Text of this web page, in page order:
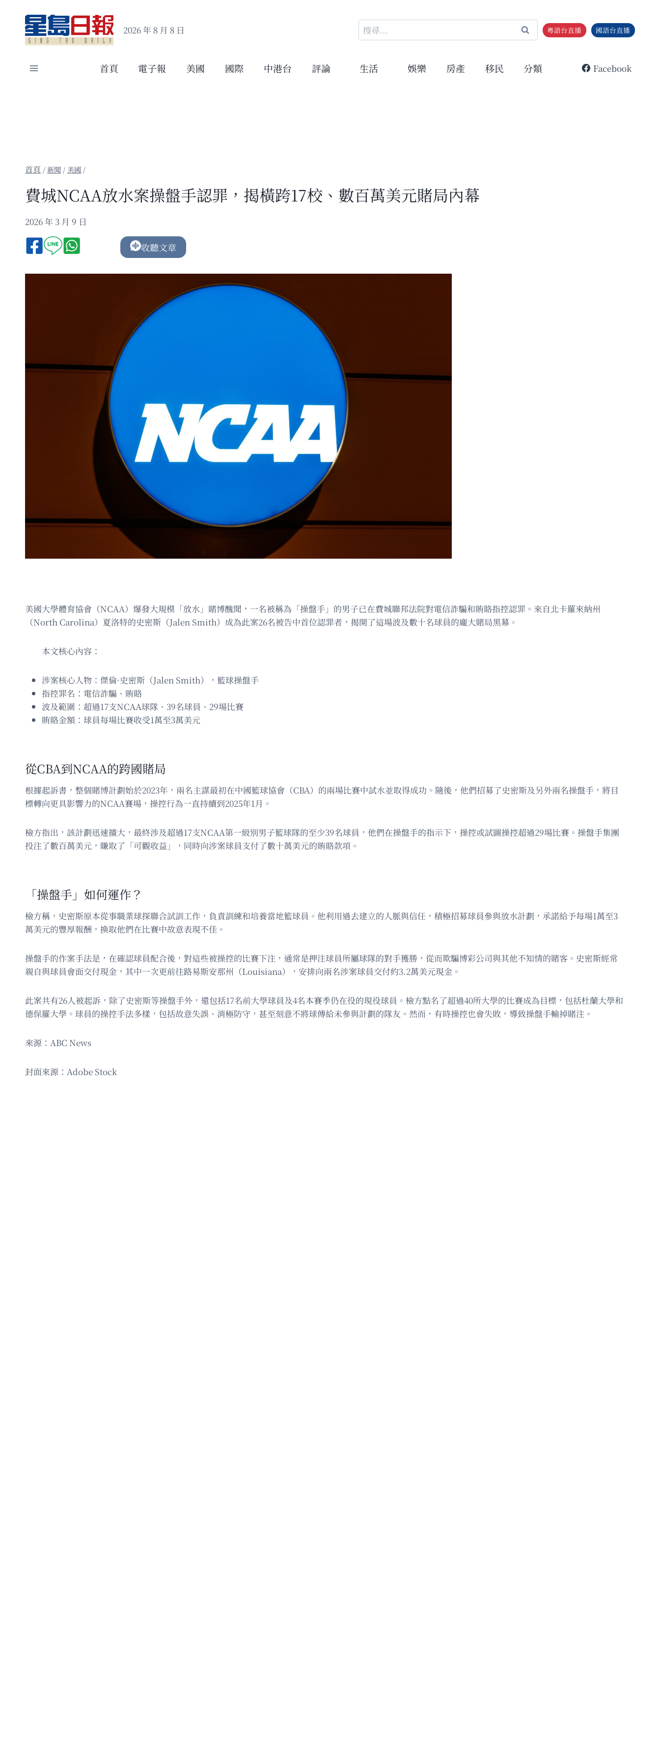
content
2026 年 8 月 8 日
搜
尋
鍵
粵語台直播 國語台直播
首頁 電子報 美國 國際 中港台 評論 生活 娛樂 房產 移民 分類 Facebook
/新聞 / 美國 /
費城NCAA放水案操盤手認罪，揭橫跨17校、數百萬美元賭局內幕
2026 年 3 月 9 日
收聽文章
美國大學體育協會（NCAA）爆發大規模「放水」賭博醜聞，一名被稱為「操盤手」的男子已在費城聯邦法院對電信詐騙和賄賂指控認罪。來自北卡羅來納州
（North Carolina）夏洛特的史密斯（Jalen Smith）成為此案26名被告中首位認罪者，揭開了這場波及數十名球員的龐大賭局黑幕。
本文核心內容：
涉案核心人物：傑倫·史密斯（Jalen Smith），籃球操盤手
指控罪名：電信詐騙、賄賂
波及範圍：超過17支NCAA球隊、39名球員、29場比賽
賄賂金額：球員每場比賽收受1萬至3萬美元
從CBA到NCAA的跨國賭局
根據起訴書，整個賭博計劃始於2023年，兩名主謀最初在中國籃球協會（CBA）的兩場比賽中試水並取得成功。隨後，他們招募了史密斯及另外兩名操盤手，將目
標轉向更具影響力的NCAA賽場，操控行為一直持續到2025年1月。
檢方指出，該計劃迅速擴大，最終涉及超過17支NCAA第一級別男子籃球隊的至少39名球員，他們在操盤手的指示下，操控或試圖操控超過29場比賽。操盤手集團
投注了數百萬美元，賺取了「可觀收益」，同時向涉案球員支付了數十萬美元的賄賂款項。
「操盤手」如何運作？
檢方稱，史密斯原本從事職業球探聯合試訓工作，負責訓練和培養當地籃球員。他利用過去建立的人脈與信任，積極招募球員參與放水計劃，承諾給予每場1萬至3
萬美元的豐厚報酬，換取他們在比賽中故意表現不佳。
操盤手的作案手法是，在確認球員配合後，對這些被操控的比賽下注，通常是押注球員所屬球隊的對手獲勝，從而欺騙博彩公司與其他不知情的賭客。史密斯經常
親自與球員會面交付現金，其中一次更前往路易斯安那州（Louisiana），安排向兩名涉案球員交付約3.2萬美元現金。
此案共有26人被起訴，除了史密斯等操盤手外，還包括17名前大學球員及4名本賽季仍在役的現役球員。檢方點名了超過40所大學的比賽成為目標，包括杜蘭大學和
德保羅大學。球員的操控手法多樣，包括故意失誤、消極防守，甚至刻意不將球傳給未參與計劃的隊友。然而，有時操控也會失敗，導致操盤手輸掉賭注。
來源：ABC News
封面來源：Adobe Stock